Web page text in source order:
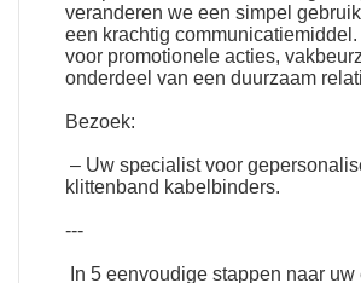
veranderen we een simpel
een krachtig
voor promotionele acties,
onderdeel van een duurzaam
Bezoek:
– Uw specialist voor
klittenband kabelbinders.
---
In 5 eenvoudige stappen naar uw